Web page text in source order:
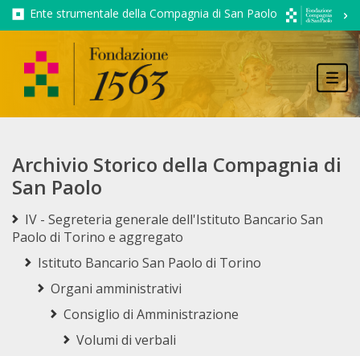
Ente strumentale della Compagnia di San Paolo
Archivio Storico della Compagnia di
San Paolo
IV - Segreteria generale dell'Istituto Bancario San
Paolo di Torino e aggregato
Istituto Bancario San Paolo di Torino
Organi amministrativi
Consiglio di Amministrazione
Volumi di verbali